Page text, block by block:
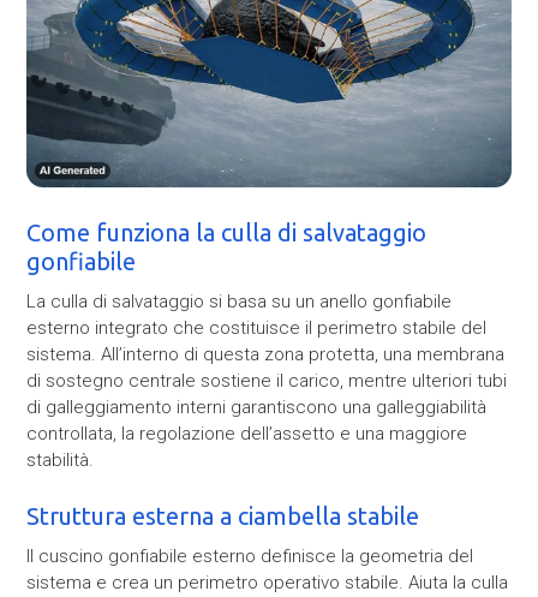
Come funziona la culla di salvataggio
gonfiabile
La culla di salvataggio si basa su un anello gonfiabile
esterno integrato che costituisce il perimetro stabile del
sistema. All’interno di questa zona protetta, una membrana
di sostegno centrale sostiene il carico, mentre ulteriori tubi
di galleggiamento interni garantiscono una galleggiabilità
controllata, la regolazione dell’assetto e una maggiore
stabilità.
Struttura esterna a ciambella stabile
Il cuscino gonfiabile esterno definisce la geometria del
sistema e crea un perimetro operativo stabile. Aiuta la culla